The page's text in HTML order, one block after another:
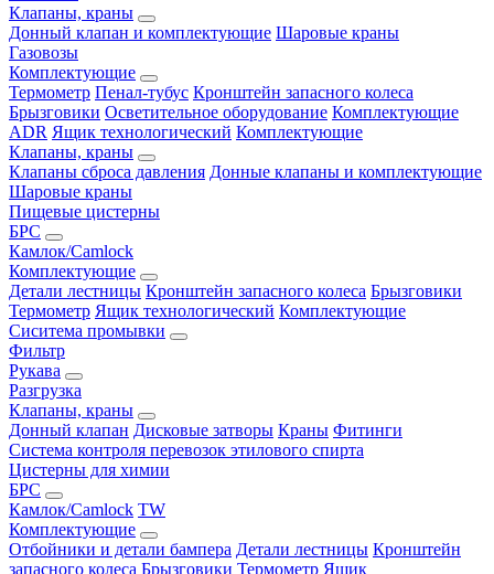
Клапаны, краны
Донный клапан и комплектующие Шаровые краны
Газовозы
Комплектующие
Термометр Пенал-тубус Кронштейн запасного колеса
Брызговики Осветительное оборудование Комплектующие
ADR Ящик технологический Комплектующие
Клапаны, краны
Клапаны сброса давления Донные клапаны и комплектующие
Шаровые краны
Пищевые цистерны
БРС
Камлок/Camlock
Комплектующие
Детали лестницы Кронштейн запасного колеса Брызговики
Термометр Ящик технологический Комплектующие
Сиситема промывки
Фильтр
Рукава
Разгрузка
Клапаны, краны
Донный клапан Дисковые затворы Краны Фитинги
Система контроля перевозок этилового спирта
Цистерны для химии
БРС
Камлок/Camlock TW
Комплектующие
Отбойники и детали бампера Детали лестницы Кронштейн
запасного колеса Брызговики Термометр Ящик